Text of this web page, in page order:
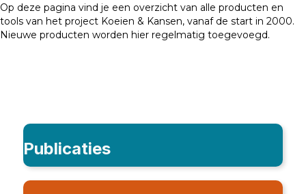
Op deze pagina vind je een overzicht van alle producten en
tools van het project Koeien & Kansen, vanaf de start in 2000.
Nieuwe producten worden hier regelmatig toegevoegd.
Publicaties